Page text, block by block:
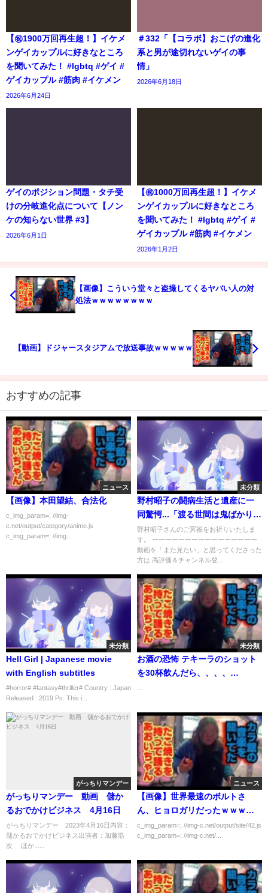
【㊗️1900万回再生超！】イケメ
ンゲイカップルに好きなところ
を聞いてみた！ #lgbtq #ゲイ #
ゲイカップル #筋肉 #イケメン
2026年6月24日
＃332「【コラボ】おこげの進化
系と男が途切れないゲイの事
情」
2026年6月18日
ゲイのポジション問題・タチ受
けの分岐進化点について【ノン
ケの知らない世界 #3】
2026年6月1日
【㊗️1000万回再生超！】イケメ
ンゲイカップルに好きなところ
を聞いてみた！ #lgbtq #ゲイ #
ゲイカップル #筋肉 #イケメン
2026年1月2日
【画像】こういう堂々と盗撮してくるヤバい人の対
処法ｗｗｗｗｗｗｗｗ
【動画】ドジャースタジアムで放送事故ｗｗｗｗｗ
おすすめの記事
ニュース
【画像】本田望結、合法化
c_img_param=; //img-
c.net/output/category/anime.js
c_img_param=; //img...
未分類
野村昭子の闘病生活と遺産に一
同驚愕...「渡る世間は鬼ばかり」
で有名な女優の壮絶な生い立ち
とは...
野村昭子さんのご冥福をお祈りいたしま
す。 ーーーーーーーーーーーーーーーー
動画を「また見たい」と思ってくださった
方は 高評価＆チャンネル登...
未分類
Hell Girl | Japanese movie
with English subtitles
#horror# #fantasy#thriller# Country : Japan
Released : 2019 Ps: This i...
未分類
お酒の恐怖 テキーラのショット
を30杯飲んだら、、、、
がっちりマンデー
がっちりマンデー 動画 儲か
るおでかけビジネス 4月16日
がっちりマンデー 2023年4月16日内容：
儲かるおでかけビジネス出演者：加藤浩
次 ほか......
ニュース
【画像】世界最速のボルトさ
ん、ヒョロガリだったｗｗｗｗ
ｗ
c_img_param=; //img-c.net/output/site/42.js
c_img_param=; //img-c.net/...